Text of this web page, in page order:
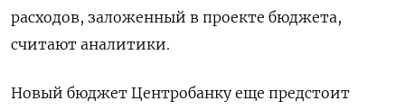
расходов, заложенный в проекте бюджета,
считают аналитики.
Новый бюджет Центробанку еще предстоит